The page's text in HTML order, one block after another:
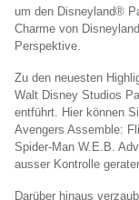
um den Disneyland®
Charme von
Perspektive.
Zu den neuesten
Walt Disney Studios
entführt. Hier können
Avengers Assemble:
Spider-Man W.E.B.
ausser Kontrolle
Darüber hinaus